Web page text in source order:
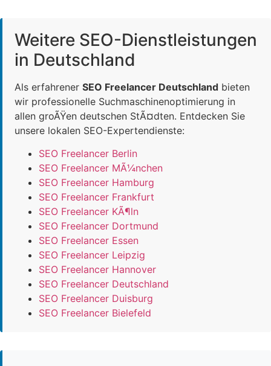
Weitere SEO-Dienstleistungen
in Deutschland
Als erfahrener SEO Freelancer Deutschland bieten
wir professionelle Suchmaschinenoptimierung in
allen groÃŸen deutschen StÃ¤dten. Entdecken Sie
unsere lokalen SEO-Expertendienste:
SEO Freelancer Berlin
SEO Freelancer MÃ¼nchen
SEO Freelancer Hamburg
SEO Freelancer Frankfurt
SEO Freelancer KÃ¶ln
SEO Freelancer Dortmund
SEO Freelancer Essen
SEO Freelancer Leipzig
SEO Freelancer Hannover
SEO Freelancer Deutschland
SEO Freelancer Duisburg
SEO Freelancer Bielefeld